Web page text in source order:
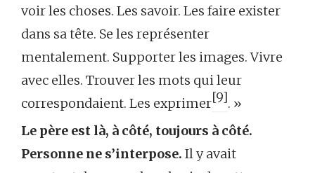
voir les choses. Les savoir. Les faire exister
dans sa tête. Se les représenter
mentalement. Supporter les images. Vivre
avec elles. Trouver les mots qui leur
correspondaient. Les exprimer[9]. »
Le père est là, à côté, toujours à côté.
Personne ne s’interpose. Il y avait